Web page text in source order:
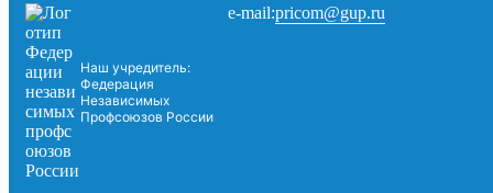
Наш учредитель:
Федерация
Независимых
Профсоюзов России
e-mail:pricom@gup.ru